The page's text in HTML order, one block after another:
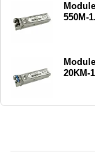
550M-
20KM-